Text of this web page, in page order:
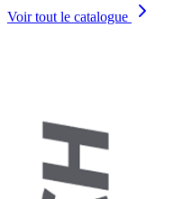
Voir tout le catalogue